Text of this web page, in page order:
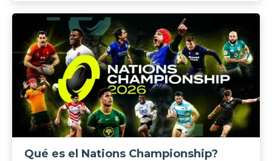
Qué es el Nations Championship?